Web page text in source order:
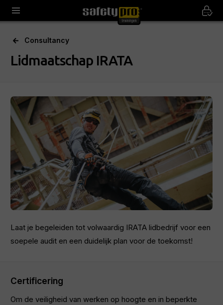
Consultancy
Lidmaatschap IRATA
Laat je begeleiden tot volwaardig IRATA lidbedrijf voor een
soepele audit en een duidelijk plan voor de toekomst!
Certificering
Om de veiligheid van werken op hoogte en in beperkte